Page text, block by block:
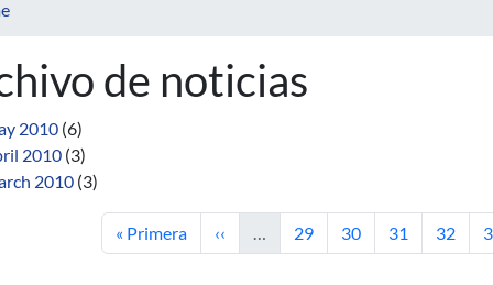
de noticias
2010 (6)
2010 (3)
2010 (3)
First page
« Primera Previous page
‹‹ … Page
29 Page
30 Page
31 Page
32